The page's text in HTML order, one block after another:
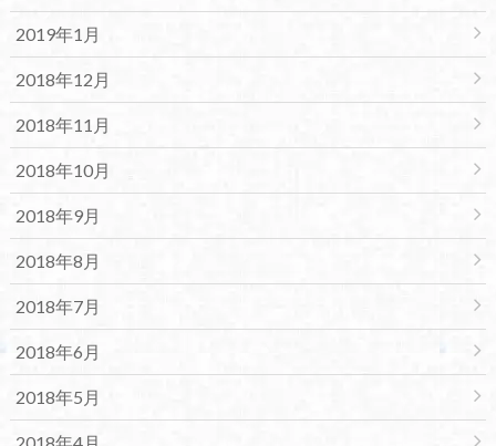
2019年1月
2018年12月
2018年11月
2018年10月
2018年9月
2018年8月
2018年7月
2018年6月
2018年5月
2018年4月